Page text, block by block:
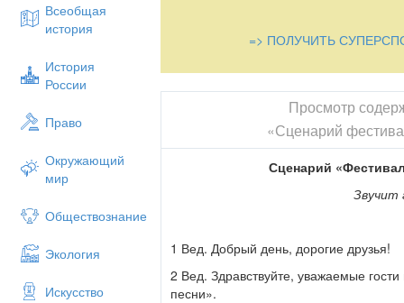
Всеобщая
история
История
России
Право
Окружающий
мир
Обществознание
Экология
Искусство
=> ПОЛУЧИТЬ
Просмотр
«Сценарий
Сценарий
Звучит
1 Вед. Добрый день, дорогие друзья!
2 Вед. Здравствуйте, уважаемые
песни».